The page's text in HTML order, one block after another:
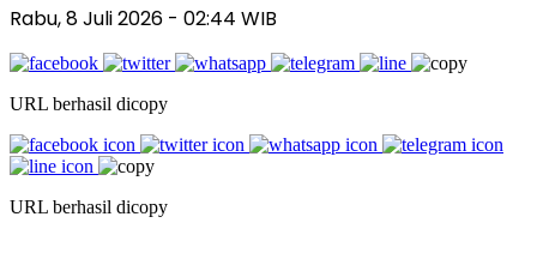
Rabu, 8 Juli 2026 - 02:44 WIB
URL berhasil dicopy
URL berhasil dicopy